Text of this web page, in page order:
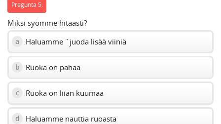
Pregunta 5:
Miksi syömme hitaasti?
a Haluamme ´juoda lisää viiniä
b Ruoka on pahaa
c Ruoka on liian kuumaa
d Haluamme nauttia ruoasta